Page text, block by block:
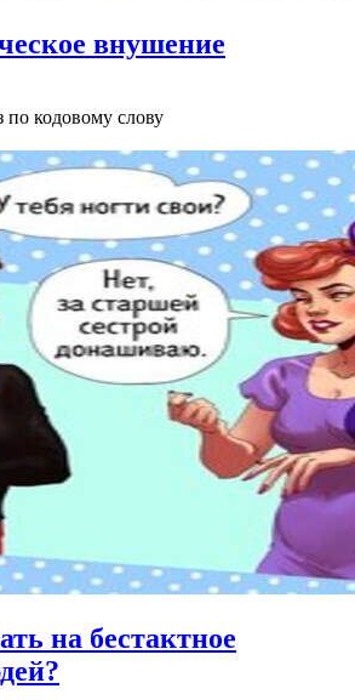
внушение
кодовому слову
на бестактное